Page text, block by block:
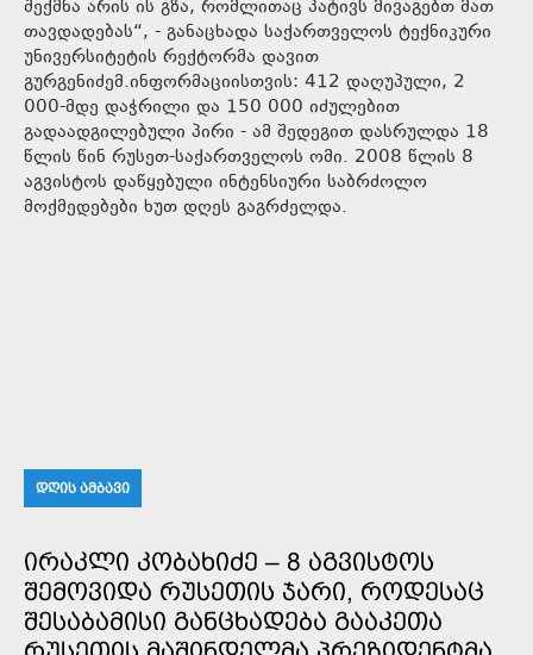
შექმნა არის ის გზა, რომლითაც პატივს მივაგებთ მათ
თავდადებას“, - განაცხადა საქართველოს ტექნიკური
უნივერსიტეტის რექტორმა დავით
გურგენიძემ.ინფორმაციისთვის: 412 დაღუპული, 2
000-მდე დაჭრილი და 150 000 იძულებით
გადაადგილებული პირი - ამ შედეგით დასრულდა 18
წლის წინ რუსეთ-საქართველოს ომი. 2008 წლის 8
აგვისტოს დაწყებული ინტენსიური საბრძოლო
მოქმედებები ხუთ დღეს გაგრძელდა.
ᲓᲦᲘᲡ ᲐᲛᲑᲐᲕᲘ
ᲘᲠᲐᲙᲚᲘ ᲙᲝᲑᲐᲮᲘᲫᲔ – 8 ᲐᲒᲕᲘᲡᲢᲝᲡ
ᲨᲔᲛᲝᲕᲘᲓᲐ ᲠᲣᲡᲔᲗᲘᲡ ᲯᲐᲠᲘ, ᲠᲝᲓᲔᲡᲐᲪ
ᲨᲔᲡᲐᲑᲐᲛᲘᲡᲘ ᲒᲐᲜᲪᲮᲐᲓᲔᲑᲐ ᲒᲐᲐᲙᲔᲗᲐ